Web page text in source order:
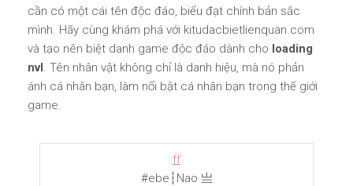
cần có một cái tên độc đáo, biểu đạt chính bản sắc
mình. Hãy cùng khám phá với kitudacbietlienquan.com
và tạo nên biệt danh game độc đáo dành cho loading
nvl. Tên nhân vật không chỉ là danh hiệu, mà nó phản
ánh cá nhân bạn, làm nổi bật cá nhân bạn trong thế giới
game.
ff
#ebe┆Nao 亗